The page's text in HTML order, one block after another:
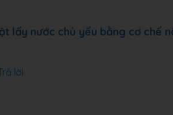
lấy nước chủ yếu bằng cơ chế
lời